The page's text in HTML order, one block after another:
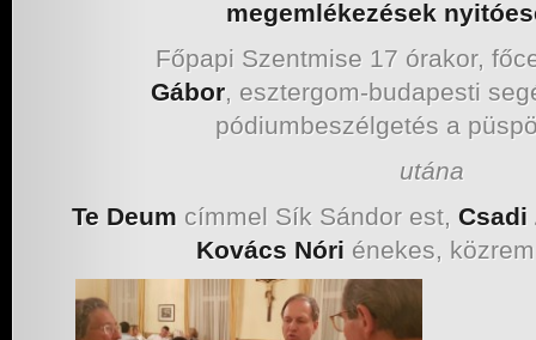
megemlékezések
Főpapi Szentmise 17 órakor,
Gábor, esztergom-budapesti
pódiumbeszélgetés a
utána
Te Deum címmel Sík Sándor est, Csadi
Kovács Nóri énekes,